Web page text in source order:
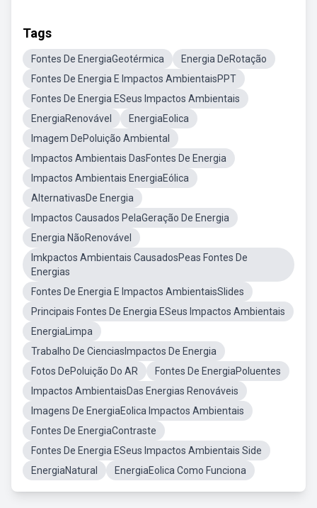
Tags
Fontes De EnergiaGeotérmica
Energia DeRotação
Fontes De Energia E Impactos AmbientaisPPT
Fontes De Energia ESeus Impactos Ambientais
EnergiaRenovável
EnergiaEolica
Imagem DePoluição Ambiental
Impactos Ambientais DasFontes De Energia
Impactos Ambientais EnergiaEólica
AlternativasDe Energia
Impactos Causados PelaGeração De Energia
Energia NãoRenovável
Imkpactos Ambientais CausadosPeas Fontes De
Energias
Fontes De Energia E Impactos AmbientaisSlides
Principais Fontes De Energia ESeus Impactos Ambientais
EnergiaLimpa
Trabalho De CienciasImpactos De Energia
Fotos DePoluição Do AR
Fontes De EnergiaPoluentes
Impactos AmbientaisDas Energias Renováveis
Imagens De EnergiaEolica Impactos Ambientais
Fontes De EnergiaContraste
Fontes De Energia ESeus Impactos Ambientais Side
EnergiaNatural
EnergiaEolica Como Funciona